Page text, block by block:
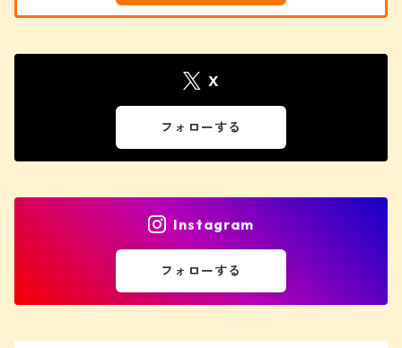
X
フォローする
Instagram
フォローする